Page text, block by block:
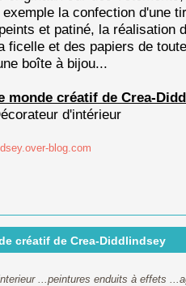
la confection d'une
et patiné, la réalisation
ficelle et des papiers de
boîte à bijou...
monde créatif de Crea-
d'intérieur
blog.com
créatif de Crea-Diddlindsey
...peintures enduits à effets